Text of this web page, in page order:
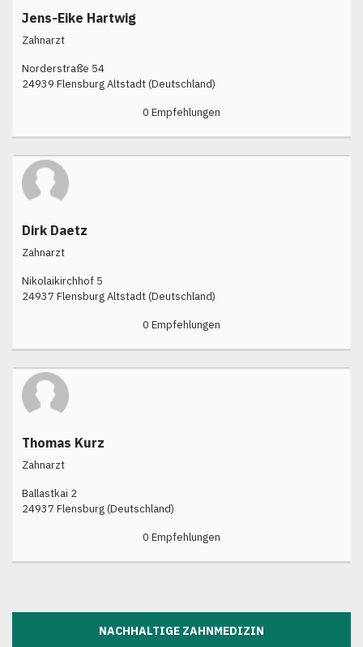
Jens-Eike Hartwig
Zahnarzt
Norderstraße 54
24939 Flensburg Altstadt (Deutschland)
0 Empfehlungen
Dirk Daetz
Zahnarzt
Nikolaikirchhof 5
24937 Flensburg Altstadt (Deutschland)
0 Empfehlungen
Thomas Kurz
Zahnarzt
Ballastkai 2
24937 Flensburg (Deutschland)
0 Empfehlungen
NACHHALTIGE ZAHNMEDIZIN